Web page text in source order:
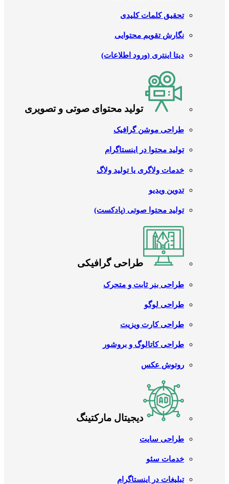
تحقیق کلمات کلیدی
نگارش تقویم محتوایی
دیتا اینتری (ورود اطلاعات)
تولید محتوای صوتی و تصویری
طراحی موشن گرافیک
تولید محتوا در اینستاگرام
خدمات ولاگری یا تولید ولاگ
تدوین ویدیو
تولید محتوا صوتی (پادکست)
طراحی گرافیکی
طراحی بنر ثابت و متحرک
طراحی لوگو
طراحی کارت ویزیت
طراحی کاتالوگ و بروشور
روتوش عکس
دیجیتال مارکتینگ
طراحی سایت
خدمات سئو
تبلیغات در اینستاگرام